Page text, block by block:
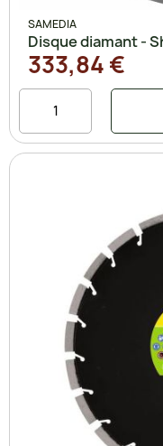
SAMEDIA
Disque diamant -
333,84 €